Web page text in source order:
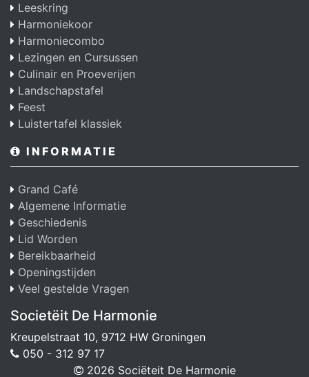
Leeskring
Harmoniekoor
Harmoniecombo
Lezingen en Cursussen
Culinair en Proeverijen
Landschapstafel
Feest
Luistertafel klassiek
INFORMATIE
Grand Café
Algemene Informatie
Geschiedenis
Lid Worden
Bereikbaarheid
Openingstijden
Veel gestelde Vragen
Societëit De Harmonie
Kreupelstraat 10, 9712 HW Groningen
050 - 312 97 17
2026 Sociëteit De Harmonie